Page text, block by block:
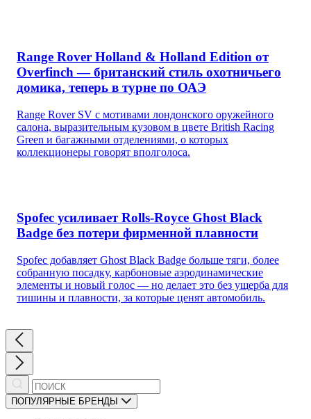
Range Rover Holland & Holland Edition от
Overfinch — британский стиль охотничьего
домика, теперь в турне по ОАЭ
Range Rover SV с мотивами лондонского оружейного
салона, выразительным кузовом в цвете British Racing
Green и багажными отделениями, о которых
коллекционеры говорят вполголоса.
Spofec усиливает Rolls-Royce Ghost Black
Badge без потери фирменной плавности
Spofec добавляет Ghost Black Badge больше тяги, более
собранную посадку, карбоновые аэродинамические
элементы и новый голос — но делает это без ущерба для
тишины и плавности, за которые ценят автомобиль.
ПОПУЛЯРНЫЕ БРЕНДЫ